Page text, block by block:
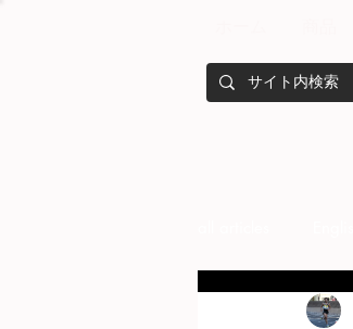
メンバー紹介